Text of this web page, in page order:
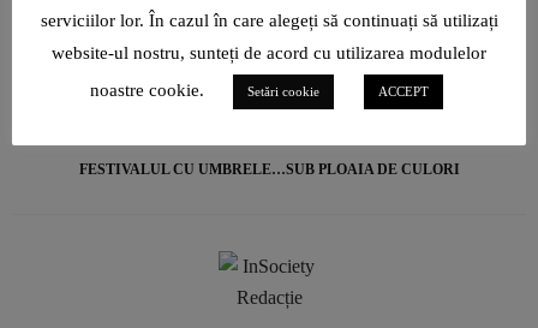
ACELA CĂ ÎNCĂ AM TIMP SĂ ÎNVĂȚ!”
FESTIVALUL CU UMBRELE…SUB PLOAIA DE CULORI
serviciilor lor. În cazul în care alegeți să continuați să utilizați
website-ul nostru, sunteți de acord cu utilizarea modulelor
noastre cookie.
Setări cookie ACCEPT